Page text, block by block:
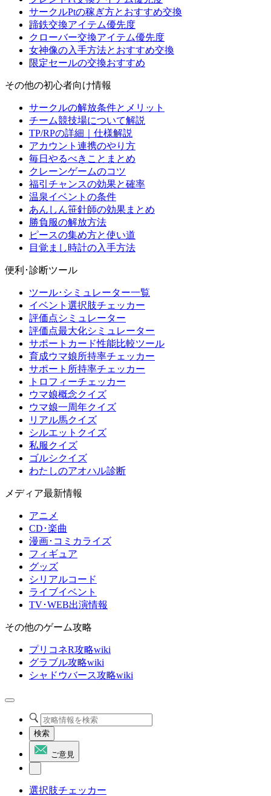
サークルPtの稼ぎ方とおすすめ交換
蹄鉄交換アイテム優先度
クローバー交換アイテム優先度
女神像の入手方法とおすすめ交換
限定セールの交換おすすめ
その他の初心者向け情報
サークルの解放条件とメリット
チーム競技場について解説
TP/RPの詳細｜仕様解説
アカウント連携のやり方
毎日やるべきことまとめ
クレーンゲームのコツ
福引チャンスの効果と確率
温泉イベントの条件
あんしん笹針師の効果まとめ
勝負服の解放方法
ピースの集め方と使い道
目覚まし時計の入手方法
便利･診断ツール
ツール･シミュレーター一覧
イベント選択肢チェッカー
評価点シミュレーター
評価点最大化シミュレーター
サポートカード性能比較ツール
育成ウマ娘所持率チェッカー
サポート所持率チェッカー
トロフィーチェッカー
ウマ娘概念クイズ
ウマ娘一周年クイズ
リアル馬クイズ
シルエットクイズ
私服クイズ
ゴルシクイズ
わたしのアオハル診断
メディア最新情報
アニメ
CD･楽曲
漫画･コミカライズ
フィギュア
グッズ
シリアルコード
ライブイベント
TV･WEB出演情報
その他のゲーム攻略
プリコネR攻略wiki
グラブル攻略wiki
シャドウバース攻略wiki
検索
ご意見
選択肢チェッカー